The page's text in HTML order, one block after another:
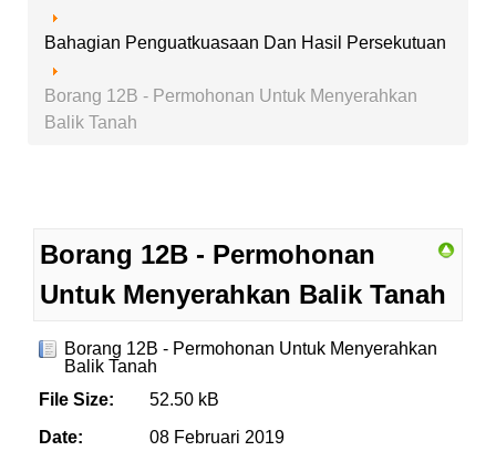
Bahagian Penguatkuasaan Dan Hasil Persekutuan
Borang 12B - Permohonan Untuk Menyerahkan
Balik Tanah
Borang 12B - Permohonan
Untuk Menyerahkan Balik Tanah
Borang 12B - Permohonan Untuk Menyerahkan
Balik Tanah
File Size:
52.50 kB
Date:
08 Februari 2019